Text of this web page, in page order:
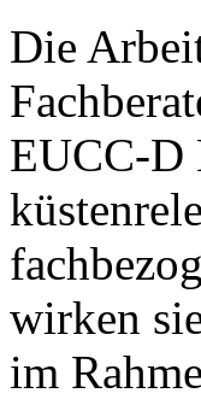
Die
EUCC-D
wirken
im